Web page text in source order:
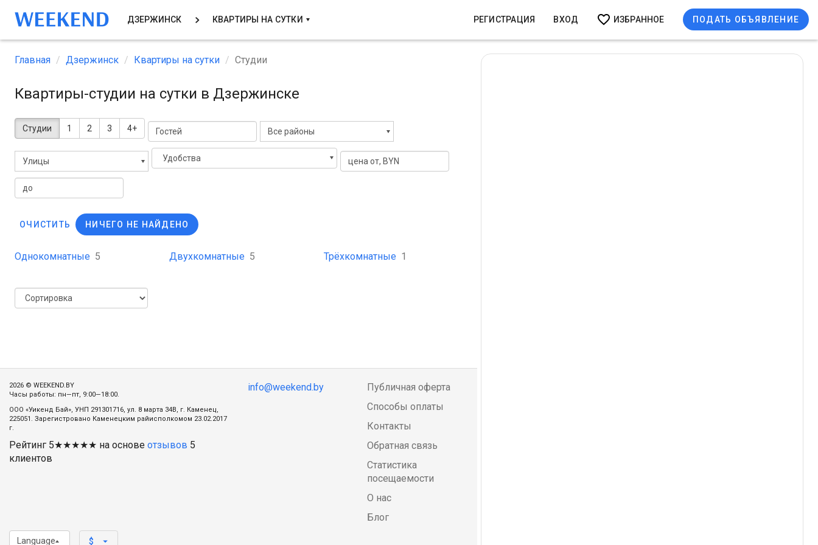
ДЗЕРЖИНСК КВАРТИРЫ НА СУТКИ РЕГИСТРАЦИЯ ВХОД ИЗБРАННОЕ ПОДАТЬ ОБЪЯВЛЕНИЕ
Главная Дзержинск Квартиры на сутки Студии
Квартиры-студии на сутки в Дзержинске
Студии 1 2 3 4+ Все районы
Улицы Удобства
ОЧИСТИТЬ НИЧЕГО НЕ НАЙДЕНО
Однокомнатные 5 Двухкомнатные 5 Трёхкомнатные 1
2026 © WEEKEND.BY
Часы работы: пн—пт, 9:00—18:00.
ООО «Уикенд Бай», УНП 291301716, ул. 8 марта 34В, г. Каменец,
225051. Зарегистровано Каменецким райисполкомом 23.02.2017
г.
Рейтинг 5★★★★★ на основе отзывов 5
клиентов
info@weekend.by
Публичная оферта
Способы оплаты
Контакты
Обратная связь
Статистика
посещаемости
О нас
Блог
Language $ arrow_drop_down